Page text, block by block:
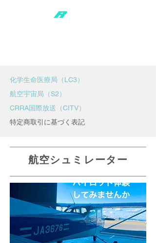
​化学生命医療局（LC3）
​航空宇宙局（S2）
CRRA国際放送（CITV）
​特定商取引に基づく表記
航空シュミレーター